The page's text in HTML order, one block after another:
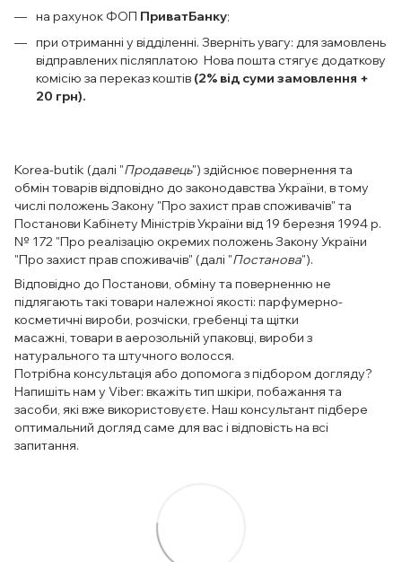
на рахунок ФОП ПриватБанку;
при отриманні у відділенні. Зверніть увагу: для замовлень
відправлених післяплатою Нова пошта стягує додаткову
комісію за переказ коштів (2% від суми замовлення +
20 грн).
Korea-butik (далі "Продавець") здійснює повернення та
обмін товарів відповідно до законодавства України, в тому
числі положень Закону "Про захист прав споживачів" та
Постанови Кабінету Міністрів України від 19 березня 1994 р.
№ 172 "Про реалізацію окремих положень Закону України
"Про захист прав споживачів" (далі "Постанова").
Відповідно до Постанови, обміну та поверненню не
підлягають такі товари належної якості: парфумерно-
косметичні вироби, розчіски, гребенці та щітки
масажні, товари в аерозольній упаковці, вироби з
натурального та штучного волосся.
Потрібна консультація або допомога з підбором догляду?
Напишіть нам у Viber: вкажіть тип шкіри, побажання та
засоби, які вже використовуєте. Наш консультант підбере
оптимальний догляд саме для вас і відповість на всі
запитання.